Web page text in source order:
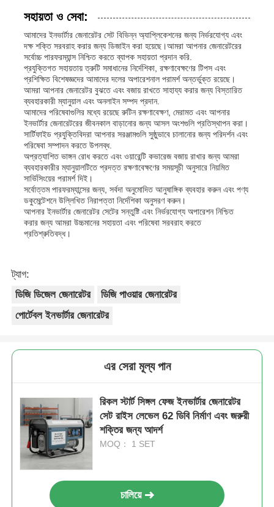
সহায়তা ও সেবা:
আমাদের ইনভার্টার জেনারেটর সেট বিভিন্ন অ্যাপ্লিকেশনের জন্য নির্ভরযোগ্য এবং
দক্ষ শক্তি সরবরাহ করার জন্য ডিজাইন করা হয়েছে।আমরা আপনার জেনারেটরের
সর্বোচ্চ পারফরম্যান্স নিশ্চিত করতে ব্যাপক সহায়তা প্রদান করি.
প্রযুক্তিগত সহায়তায় ত্রুটি সমাধানের নির্দেশিকা, রক্ষণাবেক্ষণের টিপস এবং
প্রশিক্ষিত বিশেষজ্ঞদের আমাদের দলের অপারেশনাল পরামর্শ অন্তর্ভুক্ত রয়েছে।
আমরা আপনার জেনারেটর বুঝতে এবং বজায় রাখতে সাহায্য করার জন্য বিস্তারিত
ব্যবহারকারী ম্যানুয়াল এবং অনলাইন সম্পদ প্রদান.
আমাদের পরিষেবাগুলির মধ্যে রয়েছে রুটিন রক্ষণাবেক্ষণ, মেরামত এবং আপনার
ইনভার্টার জেনারেটরের জীবনকাল বাড়ানোর জন্য আসল অংশগুলি প্রতিস্থাপন করা।
সার্টিফাইড প্রযুক্তিবিদরা আপনার সরঞ্জামগুলি সুষ্ঠুভাবে চালানোর জন্য পরিদর্শন এবং
পরিষেবা সম্পাদন করতে উপলব্ধ.
অপ্রত্যাশিত ভাঙ্গন রোধ করতে এবং ওয়ারেন্টি কভারেজ বজায় রাখার জন্য আমরা
ব্যবহারকারীর ম্যানুয়ালটিতে প্রদত্ত রক্ষণাবেক্ষণের সময়সূচী অনুসারে নিয়মিত
সার্ভিসিংয়ের পরামর্শ দিই।
সর্বোত্তম পারফরম্যান্সের জন্য, সর্বদা অনুমোদিত আনুষাঙ্গিক ব্যবহার করুন এবং পণ্য
ডকুমেন্টেশনে উল্লিখিত নিরাপত্তা নির্দেশিকা অনুসরণ করুন।
আপনার ইনভার্টার জেনারেটর সেটের সন্তুষ্টি এবং নির্ভরযোগ্য অপারেশন নিশ্চিত
করার জন্য আমরা উচ্চমানের সহায়তা এবং পরিষেবা সরবরাহ করতে
প্রতিশ্রুতিবদ্ধ।
ট্যাগ:
ডিজি ডিজেল জেনারেটর
ডিজি পাওয়ার জেনারেটর
পোর্টেবল ইনভার্টার জেনারেটর
এর সেরা মূল্য পান
রিকল স্টার্ট সিঙ্গল ফেজ ইনভার্টার জেনারেটর
সেট রাইস লেভেল 62 ডিবি নির্মাণ এবং জরুরী
শক্তির জন্য আদর্শ
MOQ： 1 SET
চালিয়ে